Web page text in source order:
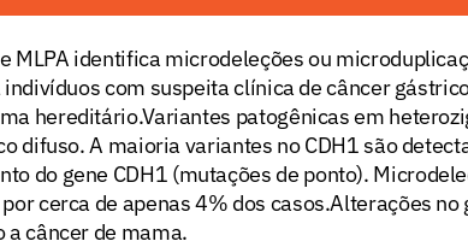
MLPA identifica microdeleções ou
com suspeita clínica de câncer
hereditário.Variantes patogênicas em
difuso. A maioria variantes no CDH1 são
do gene CDH1 (mutações de ponto).
cerca de apenas 4% dos casos.Alterações
a câncer de mama.